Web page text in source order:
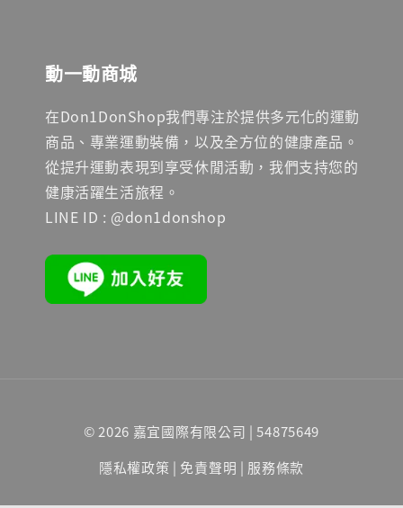
動一動商城
在Don1DonShop我們專注於提供多元化的運動
商品、專業運動裝備，以及全方位的健康產品。
從提升運動表現到享受休閒活動，我們支持您的
健康活躍生活旅程。
LINE ID : @don1donshop
© 2026 嘉宜國際有限公司 | 54875649
隱私權政策 | 免責聲明 | 服務條款